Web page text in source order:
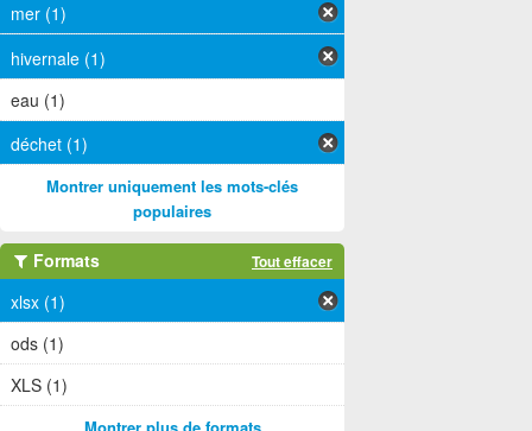
mer (1)
hivernale (1)
eau (1)
déchet (1)
Montrer uniquement les mots-clés
populaires
Formats Tout effacer
xlsx (1)
ods (1)
XLS (1)